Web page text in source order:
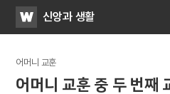
WATV신앙과 생활
어머니 교훈
어머니 교훈 중 두 번째